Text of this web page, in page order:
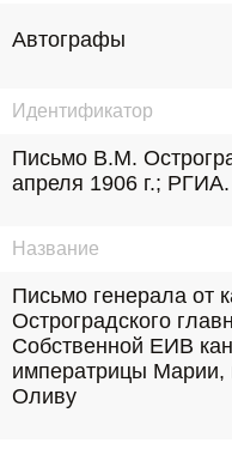
Автографы
Идентификатор
Письмо В.М.
апреля 1906 г.;
Название
Письмо генерала от
Остроградского
Собственной ЕИВ
императрицы Марии,
Оливу